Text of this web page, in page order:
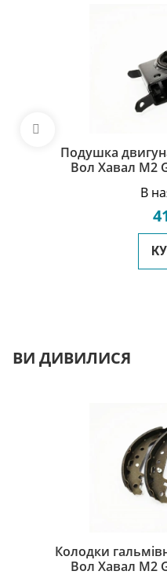
Подушка
Вол Хавал М2
В
ВИ ДИВИЛИСЯ
Колодки
Вол Хавал М2